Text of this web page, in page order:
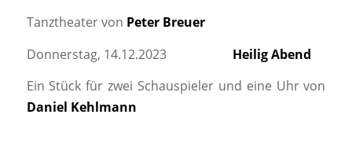
Tanztheater von Peter Breuer
Donnerstag, 14.12.2023 Heilig Abend
Ein Stück für zwei Schauspieler und eine Uhr von
Daniel Kehlmann